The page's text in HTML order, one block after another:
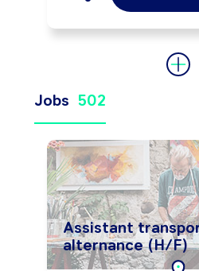
Jobs 502
Assistant
alternance (H/F)